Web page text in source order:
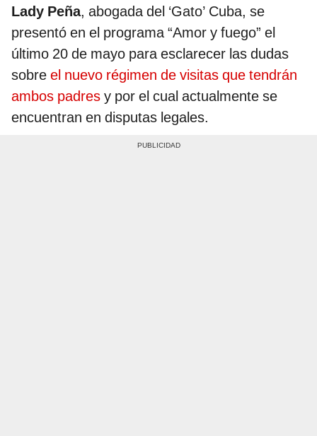
Lady Peña, abogada del ‘Gato’ Cuba, se
presentó en el programa “Amor y fuego” el
último 20 de mayo para esclarecer las dudas
sobre el nuevo régimen de visitas que tendrán
ambos padres y por el cual actualmente se
encuentran en disputas legales.